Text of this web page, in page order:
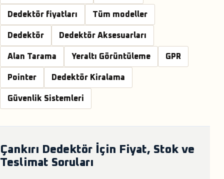
Dedektör fiyatları Tüm modeller
Dedektör Dedektör Aksesuarları
Alan Tarama Yeraltı Görüntüleme GPR
Pointer Dedektör Kiralama
Güvenlik Sistemleri
Çankırı Dedektör İçin Fiyat, Stok ve
Teslimat Soruları